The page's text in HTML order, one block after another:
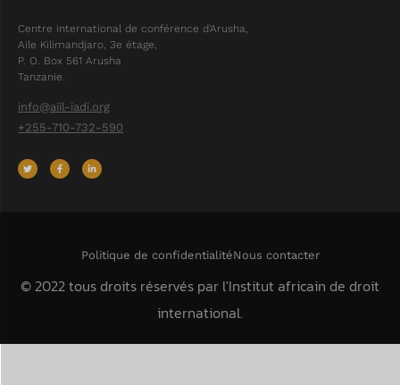
Centre international de conférence d'Arusha,
Aile Kilimandjaro, 3e étage,
P. O. Box 561 Arusha
Tanzanie.
info@aiil-iadi.org
+255-710-732-590
Politique de confidentialitéNous contacter
© 2022 tous droits réservés par l'Institut africain de droit
international.